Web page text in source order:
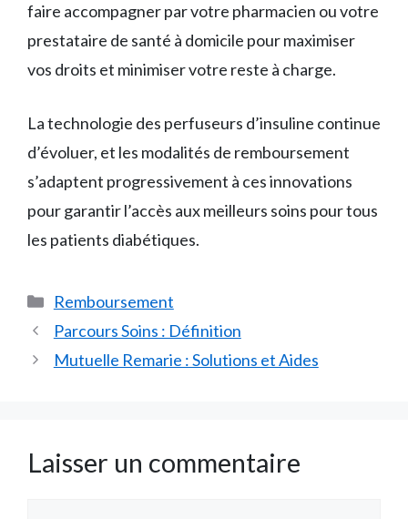
faire accompagner par votre pharmacien ou votre
prestataire de santé à domicile pour maximiser
vos droits et minimiser votre reste à charge.
La technologie des perfuseurs d’insuline continue
d’évoluer, et les modalités de remboursement
s’adaptent progressivement à ces innovations
pour garantir l’accès aux meilleurs soins pour tous
les patients diabétiques.
Catégories
Remboursement
Parcours Soins : Définition
Mutuelle Remarie : Solutions et Aides
Laisser un commentaire